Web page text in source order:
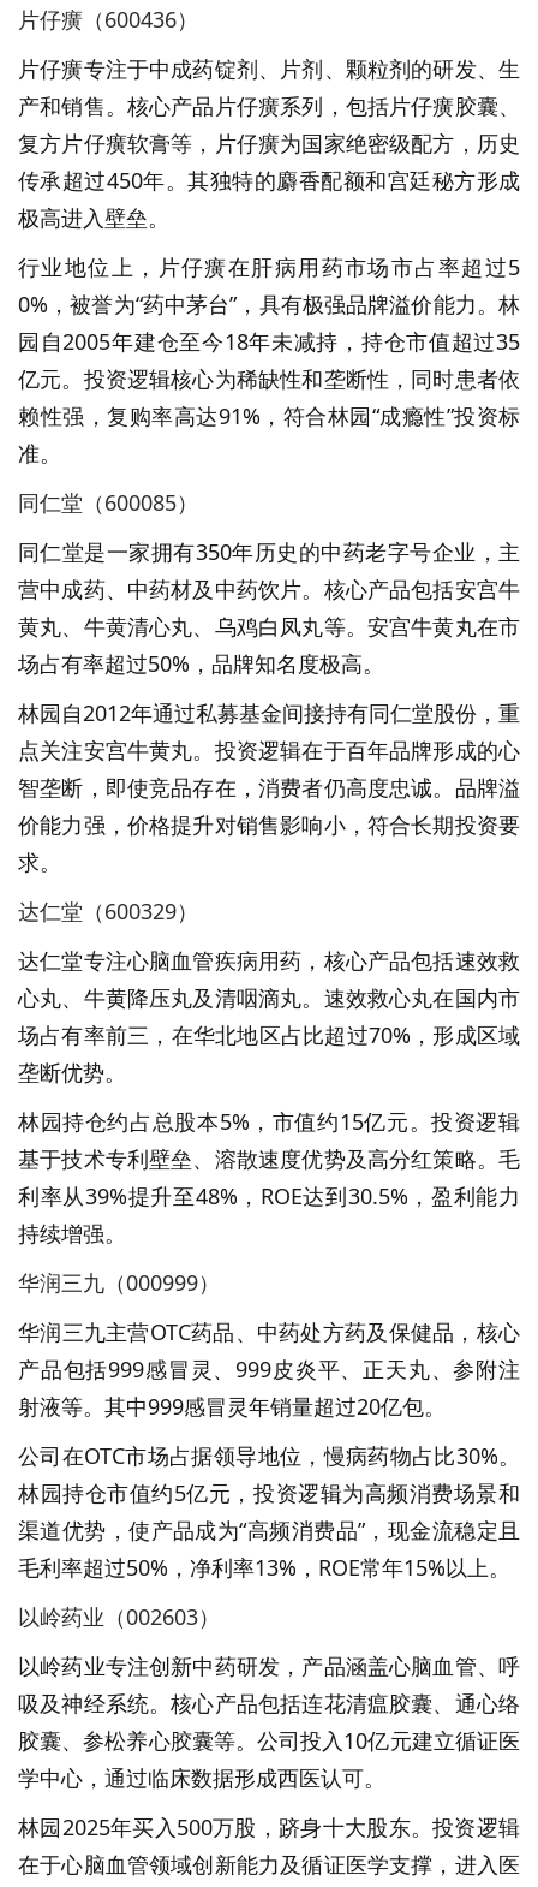
片仔癀（600436）
片仔癀专注于中成药锭剂、片剂、颗粒剂的研发、生
产和销售。核心产品片仔癀系列，包括片仔癀胶囊、
复方片仔癀软膏等，片仔癀为国家绝密级配方，历史
传承超过450年。其独特的麝香配额和宫廷秘方形成
极高进入壁垒。
行业地位上，片仔癀在肝病用药市场市占率超过5
0%，被誉为“药中茅台”，具有极强品牌溢价能力。林
园自2005年建仓至今18年未减持，持仓市值超过35
亿元。投资逻辑核心为稀缺性和垄断性，同时患者依
赖性强，复购率高达91%，符合林园“成瘾性”投资标
准。
同仁堂（600085）
同仁堂是一家拥有350年历史的中药老字号企业，主
营中成药、中药材及中药饮片。核心产品包括安宫牛
黄丸、牛黄清心丸、乌鸡白凤丸等。安宫牛黄丸在市
场占有率超过50%，品牌知名度极高。
林园自2012年通过私募基金间接持有同仁堂股份，重
点关注安宫牛黄丸。投资逻辑在于百年品牌形成的心
智垄断，即使竞品存在，消费者仍高度忠诚。品牌溢
价能力强，价格提升对销售影响小，符合长期投资要
求。
达仁堂（600329）
达仁堂专注心脑血管疾病用药，核心产品包括速效救
心丸、牛黄降压丸及清咽滴丸。速效救心丸在国内市
场占有率前三，在华北地区占比超过70%，形成区域
垄断优势。
林园持仓约占总股本5%，市值约15亿元。投资逻辑
基于技术专利壁垒、溶散速度优势及高分红策略。毛
利率从39%提升至48%，ROE达到30.5%，盈利能力
持续增强。
华润三九（000999）
华润三九主营OTC药品、中药处方药及保健品，核心
产品包括999感冒灵、999皮炎平、正天丸、参附注
射液等。其中999感冒灵年销量超过20亿包。
公司在OTC市场占据领导地位，慢病药物占比30%。
林园持仓市值约5亿元，投资逻辑为高频消费场景和
渠道优势，使产品成为“高频消费品”，现金流稳定且
毛利率超过50%，净利率13%，ROE常年15%以上。
以岭药业（002603）
以岭药业专注创新中药研发，产品涵盖心脑血管、呼
吸及神经系统。核心产品包括连花清瘟胶囊、通心络
胶囊、参松养心胶囊等。公司投入10亿元建立循证医
学中心，通过临床数据形成西医认可。
林园2025年买入500万股，跻身十大股东。投资逻辑
在于心脑血管领域创新能力及循证医学支撑，进入医